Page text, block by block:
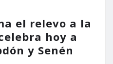
el relevo a la
hoy a
y Senén